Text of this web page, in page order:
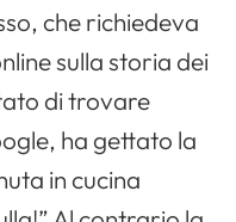
che richiedeva
sulla storia dei
di trovare
ha gettato la
in cucina